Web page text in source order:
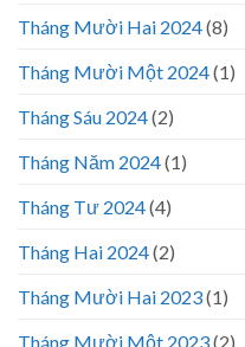
Tháng Mười Hai 2024(8)
Tháng Mười Một 2024(1)
Tháng Sáu 2024(2)
Tháng Năm 2024(1)
Tháng Tư 2024(4)
Tháng Hai 2024(2)
Tháng Mười Hai 2023(1)
Tháng Mười Một 2023(2)